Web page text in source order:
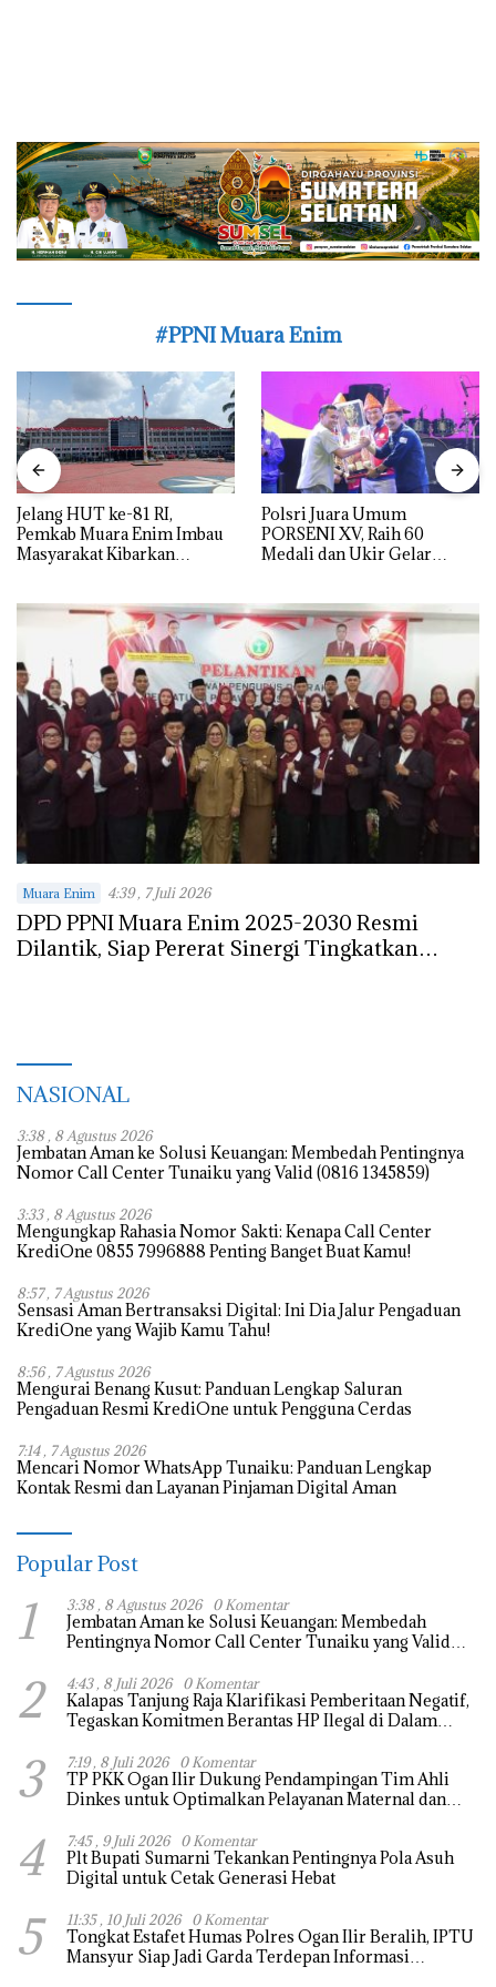
#PPNI Muara Enim
Jelang HUT ke-81 RI,
Pemkab Muara Enim Imbau
Masyarakat Kibarkan
Polsri Juara Umum
PORSENI XV, Raih 60
Medali dan Ukir Gelar
Muara Enim 4:39 , 7 Juli 2026
DPD PPNI Muara Enim 2025-2030 Resmi
Dilantik, Siap Pererat Sinergi Tingkatkan
NASIONAL
3:38 , 8 Agustus 2026
Jembatan Aman ke Solusi Keuangan: Membedah Pentingnya
Nomor Call Center Tunaiku yang Valid (0816 1345859)
3:33 , 8 Agustus 2026
Mengungkap Rahasia Nomor Sakti: Kenapa Call Center
KrediOne 0855 7996888 Penting Banget Buat Kamu!
8:57 , 7 Agustus 2026
Sensasi Aman Bertransaksi Digital: Ini Dia Jalur Pengaduan
KrediOne yang Wajib Kamu Tahu!
8:56 , 7 Agustus 2026
Mengurai Benang Kusut: Panduan Lengkap Saluran
Pengaduan Resmi KrediOne untuk Pengguna Cerdas
7:14 , 7 Agustus 2026
Mencari Nomor WhatsApp Tunaiku: Panduan Lengkap
Kontak Resmi dan Layanan Pinjaman Digital Aman
Popular Post
1 3:38 , 8 Agustus 2026 0 Komentar
Jembatan Aman ke Solusi Keuangan: Membedah
Pentingnya Nomor Call Center Tunaiku yang Valid
2 4:43 , 8 Juli 2026 0 Komentar
Kalapas Tanjung Raja Klarifikasi Pemberitaan Negatif,
Tegaskan Komitmen Berantas HP Ilegal di Dalam
3 7:19 , 8 Juli 2026 0 Komentar
TP PKK Ogan Ilir Dukung Pendampingan Tim Ahli
Dinkes untuk Optimalkan Pelayanan Maternal dan
4 7:45 , 9 Juli 2026 0 Komentar
Plt Bupati Sumarni Tekankan Pentingnya Pola Asuh
Digital untuk Cetak Generasi Hebat
5 11:35 , 10 Juli 2026 0 Komentar
Tongkat Estafet Humas Polres Ogan Ilir Beralih, IPTU
Mansyur Siap Jadi Garda Terdepan Informasi